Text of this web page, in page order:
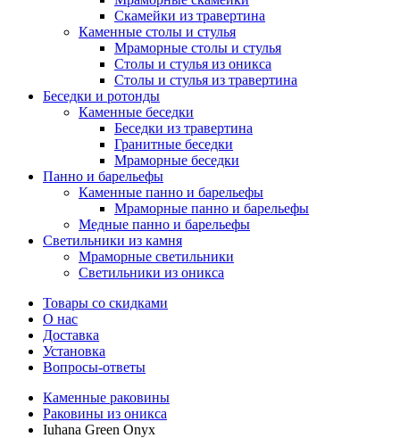
Скамейки из травертина
Каменные столы и стулья
Мраморные столы и стулья
Столы и стулья из оникса
Столы и стулья из травертина
Беседки и ротонды
Каменные беседки
Беседки из травертина
Гранитные беседки
Мраморные беседки
Панно и барельефы
Каменные панно и барельефы
Мраморные панно и барельефы
Медные панно и барельефы
Светильники из камня
Мраморные светильники
Светильники из оникса
Товары со скидками
О нас
Доставка
Установка
Вопросы-ответы
Каменные раковины
Раковины из оникса
Iuhana Green Onyx